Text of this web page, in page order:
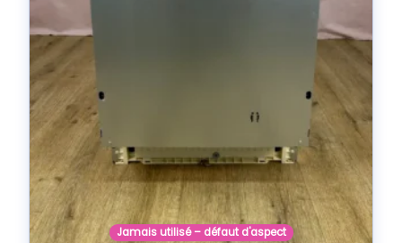
Jamais utilisé – défaut d'aspect